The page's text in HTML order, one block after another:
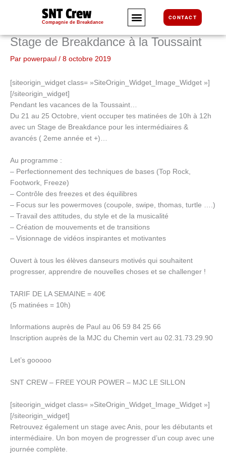
SNT Crew
Compagnie de Breakdance
CONTACT
Stage de Breakdance à la Toussaint
Par powerpaul / 8 octobre 2019
[siteorigin_widget class= »SiteOrigin_Widget_Image_Widget »]
[/siteorigin_widget]
Pendant les vacances de la Toussaint…
Du 21 au 25 Octobre, vient occuper tes matinées de 10h à 12h
avec un Stage de Breakdance pour les intermédiaires &
avancés ( 2eme année et +)…
Au programme :
– Perfectionnement des techniques de bases (Top Rock,
Footwork, Freeze)
– Contrôle des freezes et des équilibres
– Focus sur les powermoves (coupole, swipe, thomas, turtle ….)
– Travail des attitudes, du style et de la musicalité
– Création de mouvements et de transitions
– Visionnage de vidéos inspirantes et motivantes
Ouvert à tous les élèves danseurs motivés qui souhaitent
progresser, apprendre de nouvelles choses et se challenger !
TARIF DE LA SEMAINE = 40€
(5 matinées = 10h)
Informations auprès de Paul au 06 59 84 25 66
Inscription auprès de la MJC du Chemin vert au 02.31.73.29.90
Let’s gooooo
SNT CREW – FREE YOUR POWER – MJC LE SILLON
[siteorigin_widget class= »SiteOrigin_Widget_Image_Widget »]
[/siteorigin_widget]
Retrouvez également un stage avec Anis, pour les débutants et
intermédiaire. Un bon moyen de progresser d’un coup avec une
journée complète.